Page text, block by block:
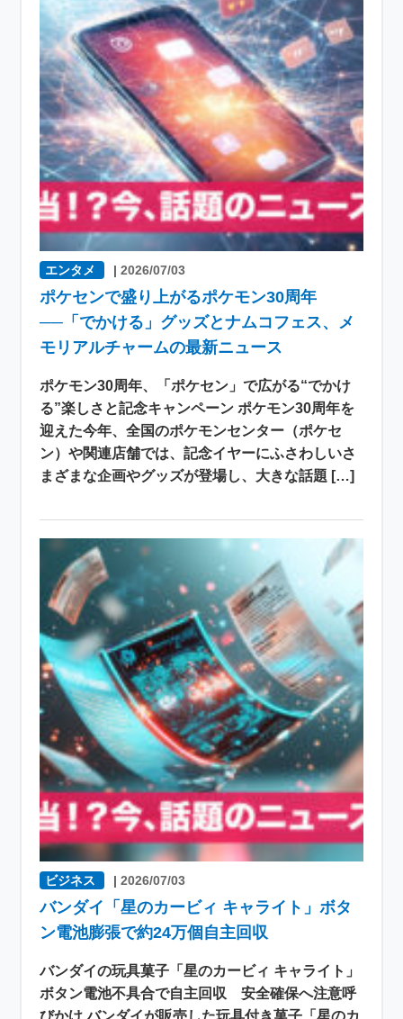
エンタメ |2026/07/03
ポケセンで盛り上がるポケモン30周年
──「でかける」グッズとナムコフェス、メ
モリアルチャームの最新ニュース
ポケモン30周年、「ポケセン」で広がる“でかけ
る”楽しさと記念キャンペーン ポケモン30周年を
迎えた今年、全国のポケモンセンター（ポケセ
ン）や関連店舗では、記念イヤーにふさわしいさ
まざまな企画やグッズが登場し、大きな話題 […]
ビジネス |2026/07/03
バンダイ「星のカービィ キャライト」ボタ
ン電池膨張で約24万個自主回収
バンダイの玩具菓子「星のカービィ キャライト」
ボタン電池不具合で自主回収 安全確保へ注意呼
びかけ バンダイが販売した玩具付き菓子「星のカ